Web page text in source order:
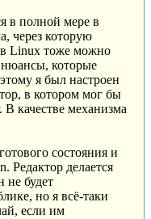
в полной мере в
через которую
Linux тоже можно
нюансы, которые
я был настроен
в котором мог бы
качестве механизма
состояния и
Редактор делается
не будет
но я всё-таки
если им